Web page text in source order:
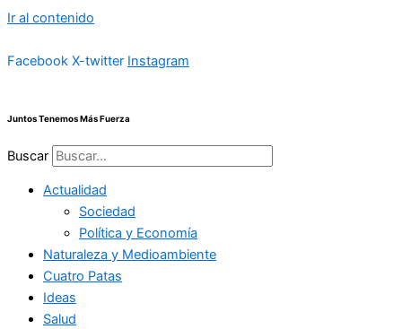
Ir al contenido
Facebook X-twitter Instagram
Juntos Tenemos Más Fuerza
Buscar
Actualidad
Sociedad
Política y Economía
Naturaleza y Medioambiente
Cuatro Patas
Ideas
Salud